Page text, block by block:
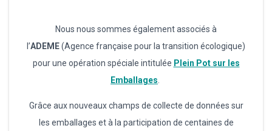
Nous nous sommes également associés à
l’ADEME(Agence française pour la transition écologique)
pour une opération spéciale intitulée Plein Pot sur les
Emballages
Grâce aux nouveaux champs de collecte de données sur
les emballages et à la participation de centaines de